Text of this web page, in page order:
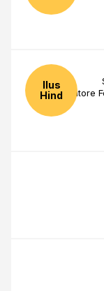
Ilus
HindSalvatore